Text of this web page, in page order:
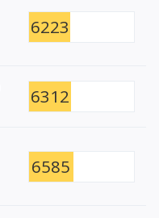
6223
6312
6585